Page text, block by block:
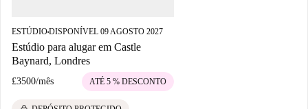
ESTÚDIO■DISPONÍVEL 09 AGOSTO 2027
Estúdio para alugar em Castle
Baynard, Londres
£3500/mês ATÉ 5 % DESCONTO